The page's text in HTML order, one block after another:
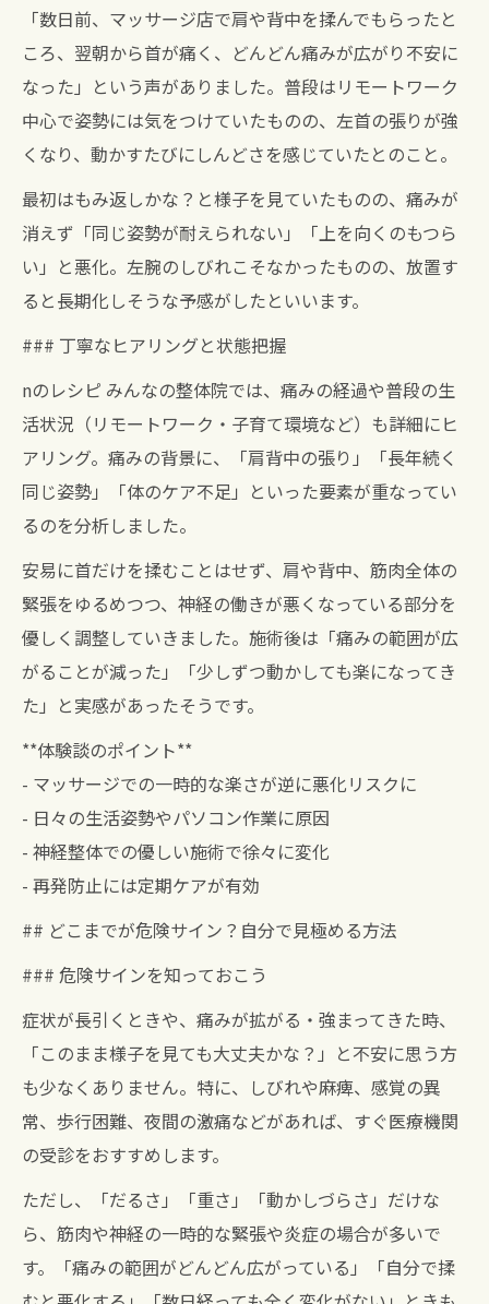
「数日前、マッサージ店で肩や背中を揉んでもらったと
ころ、翌朝から首が痛く、どんどん痛みが広がり不安に
なった」という声がありました。普段はリモートワーク
中心で姿勢には気をつけていたものの、左首の張りが強
くなり、動かすたびにしんどさを感じていたとのこと。
最初はもみ返しかな？と様子を見ていたものの、痛みが
消えず「同じ姿勢が耐えられない」「上を向くのもつら
い」と悪化。左腕のしびれこそなかったものの、放置す
ると長期化しそうな予感がしたといいます。
### 丁寧なヒアリングと状態把握
nのレシピ みんなの整体院では、痛みの経過や普段の生
活状況（リモートワーク・子育て環境など）も詳細にヒ
アリング。痛みの背景に、「肩背中の張り」「長年続く
同じ姿勢」「体のケア不足」といった要素が重なってい
るのを分析しました。
安易に首だけを揉むことはせず、肩や背中、筋肉全体の
緊張をゆるめつつ、神経の働きが悪くなっている部分を
優しく調整していきました。施術後は「痛みの範囲が広
がることが減った」「少しずつ動かしても楽になってき
た」と実感があったそうです。
**体験談のポイント**
- マッサージでの一時的な楽さが逆に悪化リスクに
- 日々の生活姿勢やパソコン作業に原因
- 神経整体での優しい施術で徐々に変化
- 再発防止には定期ケアが有効
## どこまでが危険サイン？自分で見極める方法
### 危険サインを知っておこう
症状が長引くときや、痛みが拡がる・強まってきた時、
「このまま様子を見ても大丈夫かな？」と不安に思う方
も少なくありません。特に、しびれや麻痺、感覚の異
常、歩行困難、夜間の激痛などがあれば、すぐ医療機関
の受診をおすすめします。
ただし、「だるさ」「重さ」「動かしづらさ」だけな
ら、筋肉や神経の一時的な緊張や炎症の場合が多いで
す。「痛みの範囲がどんどん広がっている」「自分で揉